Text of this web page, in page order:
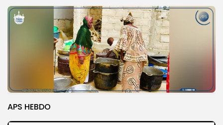
APS HEBDO